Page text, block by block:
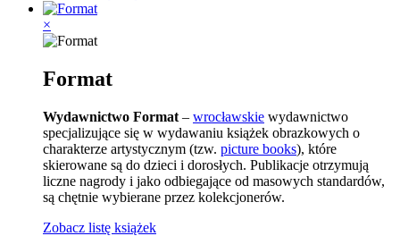
×
Format
Wydawnictwo Format – wrocławskie wydawnictwo
specjalizujące się w wydawaniu książek obrazkowych o
charakterze artystycznym (tzw. picture books), które
skierowane są do dzieci i dorosłych. Publikacje otrzymują
liczne nagrody i jako odbiegające od masowych standardów,
są chętnie wybierane przez kolekcjonerów.
Zobacz listę książek